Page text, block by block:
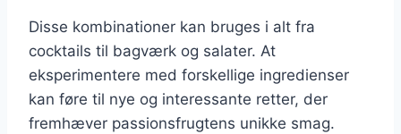
Disse kombinationer kan bruges i alt fra
cocktails til bagværk og salater. At
eksperimentere med forskellige ingredienser
kan føre til nye og interessante retter, der
fremhæver passionsfrugtens unikke smag.